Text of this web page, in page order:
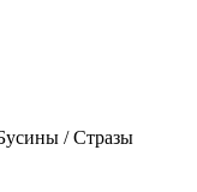
/ Стразы